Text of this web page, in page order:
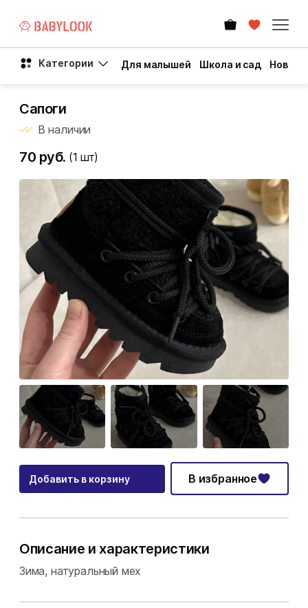
Категории Для малышей Школа и сад Новый
Сапоги
В наличии
70 руб. (1 шт)
Добавить в корзину В избранное
Описание и характеристики
Зима, натуральный мех